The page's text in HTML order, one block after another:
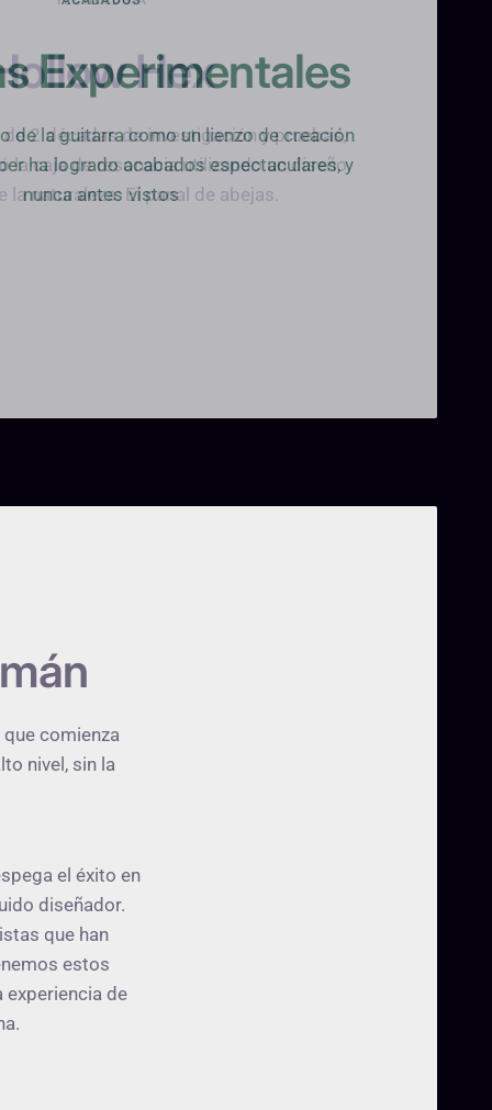
Experimentales
de la guitarra como un lienzo de creación
ha logrado acabados espectaculares, y
nunca antes vistos
comienza
nivel, sin la
el éxito en
diseñador.
que han
estos
experiencia de